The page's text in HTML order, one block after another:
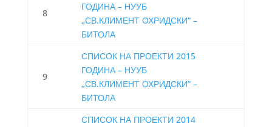
8
ГОДИНА – НУУБ
„СВ.КЛИМЕНТ ОХРИДСКИ“ –
БИТОЛА
9
СПИСОК НА ПРОЕКТИ 2015
ГОДИНА – НУУБ
„СВ.КЛИМЕНТ ОХРИДСКИ“ –
БИТОЛА
СПИСОК НА ПРОЕКТИ 2014